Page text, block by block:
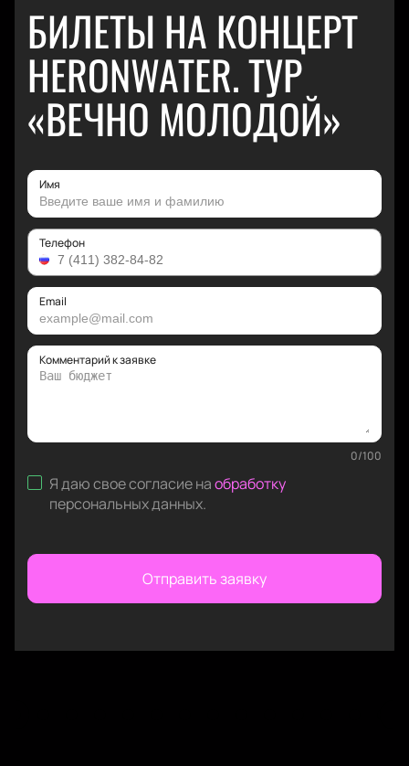
БИЛЕТЫ НА КОНЦЕРТ
HERONWATER. ТУР
«ВЕЧНО МОЛОДОЙ»
Имя
Телефон
Email
Комментарий к заявке
0/100
Я даю свое согласие наобработку
персональных данных.
Отправить заявку